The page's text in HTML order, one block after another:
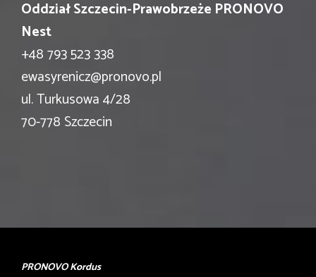
Oddział Szczecin-Prawobrzeże PRONOVO
Nest
+48 793 523 338
ewasyrenicz@pronovo.pl
ul. Turkusowa 4/28
70-778 Szczecin
PRONOVO Kordus